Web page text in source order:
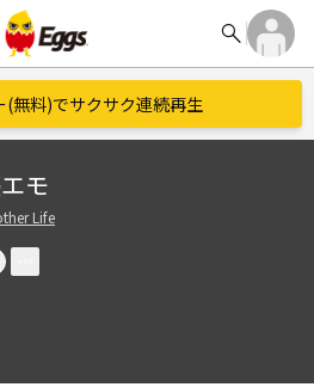
search
(無料)でサクサク連続再生
モ
Life